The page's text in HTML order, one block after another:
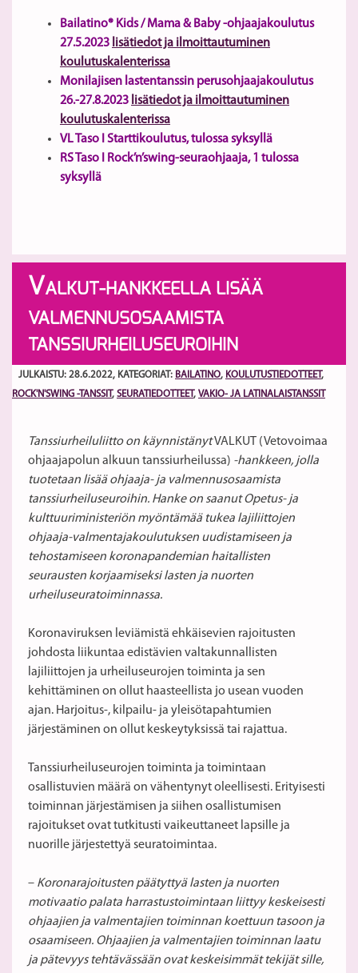
Bailatino® Kids / Mama & Baby -ohjaajakoulutus
27.5.2023 lisätiedot ja ilmoittautuminen
koulutuskalenterissa
Monilajisen lastentanssin perusohjaajakoulutus
26.-27.8.2023 lisätiedot ja ilmoittautuminen
koulutuskalenterissa
VL Taso I Starttikoulutus, tulossa syksyllä
RS Taso I Rock’n’swing-seuraohjaaja, 1 tulossa
syksyllä
VALKUT-HANKKEELLA LISÄÄ
VALMENNUSOSAAMISTA
TANSSIURHEILUSEUROIHIN
JULKAISTU: 28.6.2022, KATEGORIAT: BAILATINO, KOULUTUSTIEDOTTEET ,
ROCK'N'SWING -TANSSIT , SEURATIEDOTTEET , VAKIO- JA LATINALAISTANSSIT
Tanssiurheiluliitto on käynnistänytVALKUT (Vetovoimaa
ohjaajapolun alkuun tanssiurheilussa) -hankkeen, jolla
tuotetaan lisää ohjaaja- ja valmennusosaamista
tanssiurheiluseuroihin. Hanke on saanut Opetus- ja
kulttuuriministeriön myöntämää tukea lajiliittojen
ohjaaja-valmentajakoulutuksen uudistamiseen ja
tehostamiseen koronapandemian haitallisten
seurausten korjaamiseksi lasten ja nuorten
urheiluseuratoiminnassa.
Koronaviruksen leviämistä ehkäisevien rajoitusten
johdosta liikuntaa edistävien valtakunnallisten
lajiliittojen ja urheiluseurojen toiminta ja sen
kehittäminen on ollut haasteellista jo usean vuoden
ajan. Harjoitus-, kilpailu- ja yleisötapahtumien
järjestäminen on ollut keskeytyksissä tai rajattua.
Tanssiurheiluseurojen toiminta ja toimintaan
osallistuvien määrä on vähentynyt oleellisesti. Erityisesti
toiminnan järjestämisen ja siihen osallistumisen
rajoitukset ovat tutkitusti vaikeuttaneet lapsille ja
nuorille järjestettyä seuratoimintaa.
– Koronarajoitusten päätyttyä lasten ja nuorten
motivaatio palata harrastustoimintaan liittyy keskeisesti
ohjaajien ja valmentajien toiminnan koettuun tasoon ja
osaamiseen. Ohjaajien ja valmentajien toiminnan laatu
ja pätevyys tehtävässään ovat keskeisimmät tekijät sille,